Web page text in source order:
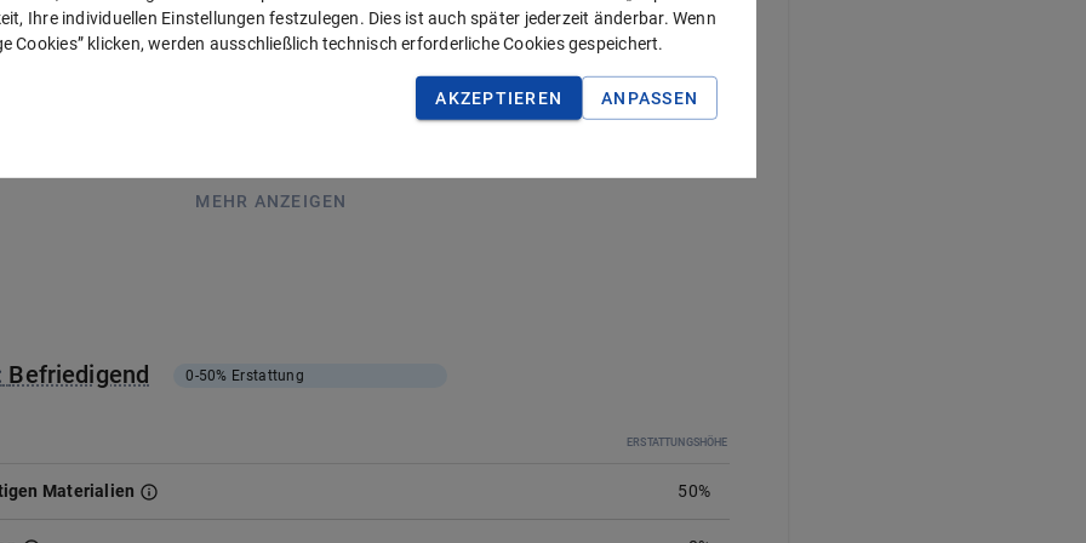
(Regelversorgung), Erstattung des Eigenanteils (35%)
maximale Erstattungssatz inklusive der Leistung der gesetzlichen Krankenversicherung.
auch geringer ausfallen und ist maßgeblich abhängig von den Leistungen der GKV.
MEHR ANZEIGEN
Befriedigend 0-50% Erstattung
ERSTATTUNGSHÖHE
Materialien 50%
Ihre individuellen Einstellungen festzulegen. Dies ist auch später jederzeit änderbar. Wenn
Cookies” klicken, werden ausschließlich technisch erforderliche Cookies gespeichert.
ANPASSEN
AKZEPTIEREN